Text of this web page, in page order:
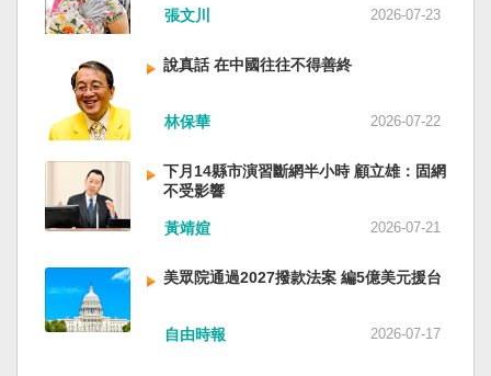
張文川 2026-07-23
說真話 在中國往往不得善終
林保華 2026-07-22
下月14縣市演習斷網半小時 顧立雄：固網
不受影響
黃靖媗 2026-07-21
美眾院通過2027撥款法案 編5億美元援台
自由時報 2026-07-17